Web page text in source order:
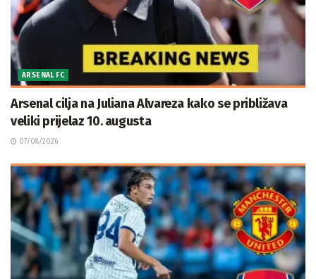
ARSENAL FC
Arsenal cilja na Juliana Alvareza kako se približava
veliki prijelaz 10. augusta
07/08/2026